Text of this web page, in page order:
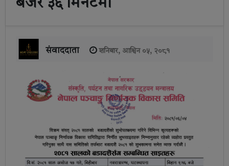
बजेर ३६ मिनेटमा
संवाददाता शनिबार, आश्विन ०५, २०८१